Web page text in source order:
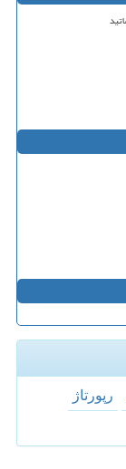
رپورتاژ